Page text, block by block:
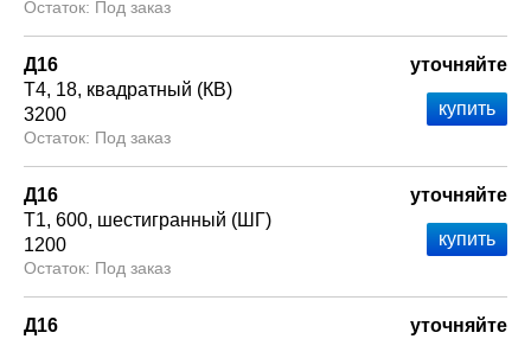
Под заказ
Д16
Т4 18 квадратный (КВ)
3200
Под заказ
уточняйте
Д16
Т1 600 шестигранный (ШГ)
1200
Под заказ
уточняйте
Д16
уточняйте